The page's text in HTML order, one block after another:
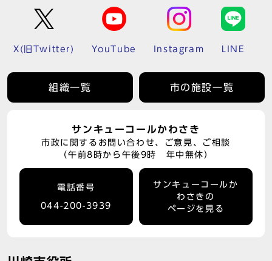
X(旧Twitter) YouTube Instagram LINE
組織一覧 市の施設一覧
サンキューコールかわさき
市政に関するお問い合わせ、ご意見、ご相談
（午前8時から午後9時 年中無休）
電話番号
044-200-3939
サンキューコールか
わさきの
ページを見る